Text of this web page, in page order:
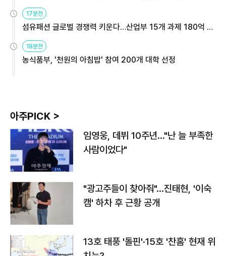
용해야
17분전
섬유패션 글로벌 경쟁력 키운다…산업부 15개 과제 180억 지
원
18분전
농식품부, '천원의 아침밥' 참여 200개 대학 선정
아주PICK >
임영웅, 데뷔 10주년…"난 늘 부족한
사람이었다"
"광고주들이 찾아줘"…진태현, '이숙
캠' 하차 후 근황 공개
13호 태풍 '돌핀'·15호 '찬홈' 현재 위